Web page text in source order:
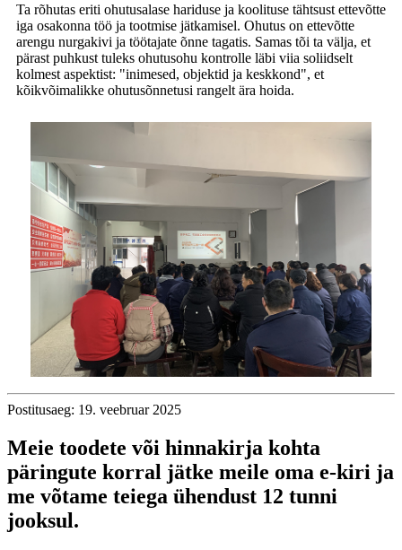
Ta rõhutas eriti ohutusalase hariduse ja koolituse tähtsust ettevõtte
iga osakonna töö ja tootmise jätkamisel. Ohutus on ettevõtte
arengu nurgakivi ja töötajate õnne tagatis. Samas tõi ta välja, et
pärast puhkust tuleks ohutusohu kontrolle läbi viia soliidselt
kolmest aspektist: "inimesed, objektid ja keskkond", et
kõikvõimalikke ohutusõnnetusi rangelt ära hoida.
Postitusaeg: 19. veebruar 2025
Meie toodete või hinnakirja kohta
päringute korral jätke meile oma e-kiri ja
me võtame teiega ühendust 12 tunni
jooksul.